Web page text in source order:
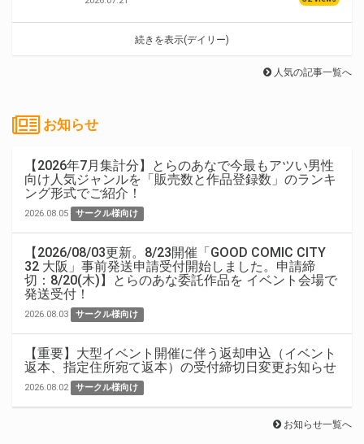
続きを表示(デイリー)
人気の記事一覧へ
お知らせ
【2026年7月集計分】とらのあなで今最もアツい男性
向け人気ジャンルを「販売数と作品登録数」のランキ
ング形式でご紹介！
2026.08.05 サークル様向け
【2026/08/03更新。8/23開催「GOOD COMIC CITY
32 大阪」事前発送申請受付開始しました。申請締
切：8/20(木)】とらのあな委託作品を イベント会場で
発送受付！
2026.08.03 サークル様向け
【重要】大型イベント開催に伴う返却申込（イベント
返本、指定住所宛て返本）の受付締切日変更お知らせ
2026.08.02 サークル様向け
お知らせ一覧へ